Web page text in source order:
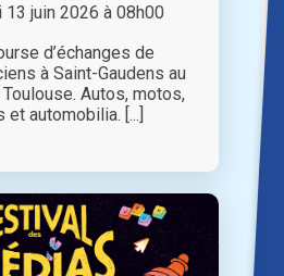
juin 2026 à 08h00
d’échanges de
à Saint-Gaudens au
Autos, motos,
et automobilia. [...]